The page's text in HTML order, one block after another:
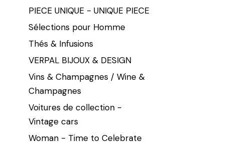
PIECE UNIQUE - UNIQUE PIECE
Sélections pour Homme
Thés & Infusions
VERPAL BIJOUX & DESIGN
Vins & Champagnes / Wine &
Champagnes
Voitures de collection -
Vintage cars
Woman - Time to Celebrate